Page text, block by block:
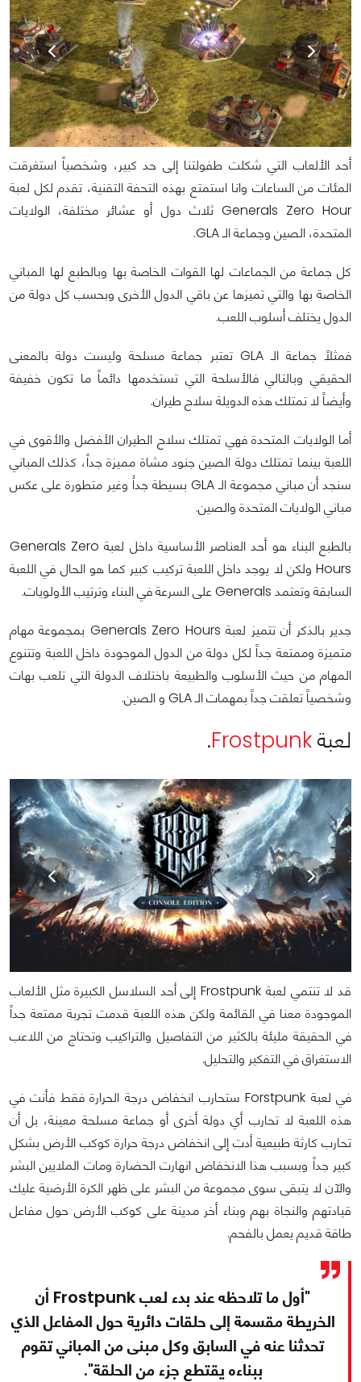
أحد الألعاب التي شكلت طفولتنا إلى حد كبير، وشخصياً استغرقت
المئات من الساعات وانا استمتع بهذه التحفة التقنية، تقدم لكل لعبة
Generals Zero Hour ثلاث دول أو عشائر مختلفة، الولايات
المتحدة، الصين وجماعة الـ GLA.
كل جماعة من الجماعات لها القوات الخاصة بها وبالطبع لها المباني
الخاصة بها والتي تميزها عن باقي الدول الأخرى وبحسب كل دولة من
الدول يختلف أسلوب اللعب.
فمثلاً جماعة الـ GLA تعتبر جماعة مسلحة وليست دولة بالمعنى
الحقيقي وبالتالي فالأسلحة التي تستخدمها دائماً ما تكون خفيفة
وأيضاً لا تمتلك هذه الدويلة سلاح طيران.
أما الولايات المتحدة فهي تمتلك سلاح الطيران الأفضل والأقوى في
اللعبة بينما تمتلك دولة الصين جنود مشاة مميزة جداً، كذلك المباني
سنجد أن مباني مجموعة الـ GLA بسيطة جداُ وغير متطورة على عكس
مباني الولايات المتحدة والصين.
بالطبع البناء هو أحد العناصر الأساسية داخل لعبة Generals Zero
Hours ولكن لا يوجد داخل اللعبة تركيب كبير كما هو الحال في اللعبة
السابقة وتعتمد Generals على السرعة في البناء وترتيب الأولويات.
جدير بالذكر أن تتميز لعبة Generals Zero Hours بمجموعة مهام
متميزة وممتعة جداً لكل دولة من الدول الموجودة داخل اللعبة وتتنوع
المهام من حيث الأسلوب والطبيعة باختلاف الدولة التي تلعب بهات
وشخصياً تعلقت جداً بمهمات الـ GLA و الصين.
لعبةFrostpunk
.
قد لا تنتمي لعبة Frostpunk إلى أحد السلاسل الكبيرة مثل الألعاب
الموجودة معنا في القائمة ولكن هذه اللعبة قدمت تجربة ممتعة جداً
في الحقيقة مليئة بالكثير من التفاصيل والتراكيب وتحتاج من اللاعب
الاستغراق في التفكير والتحليل.
في لعبة Forstpunk ستحارب انخفاض درجة الحرارة فقط فأنت في
هذه اللعبة لا تحارب أي دولة أخرى أو جماعة مسلحة معينة، بل أن
تحارب كارثة طبيعية أدت إلى انخفاض درجة حرارة كوكب الأرض بشكل
كبير جداً وبسبب هذا الانخفاض انهارت الحضارة ومات الملايين البشر
والآن لا يتبقى سوى مجموعة من البشر على ظهر الكرة الأرضية عليك
قيادتهم والنجاة بهم وبناء أخر مدينة على كوكب الأرض حول مفاعل
طاقة قديم يعمل بالفحم.
"أول ما تلاحظه عند بدء لعب Frostpunk أن
الخريطة مقسمة إلى حلقات دائرية حول المفاعل الذي
تحدثنا عنه في السابق وكل مبنى من المباني تقوم
ببناءه يقتطع جزء من الحلقة".